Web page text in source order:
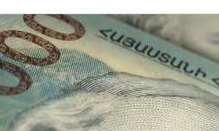
Ֆասթ Բանկը Սևան
Սամմիթին ներկայացրել է իր